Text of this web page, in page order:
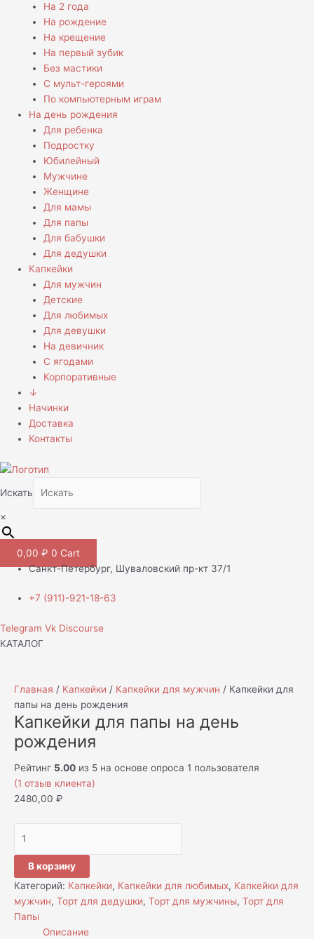
На 2 года
На рождение
На крещение
На первый зубик
Без мастики
С мульт-героями
По компьютерным играм
На день рождения
Для ребенка
Подростку
Юбилейный
Мужчине
Женщине
Для мамы
Для папы
Для бабушки
Для дедушки
Капкейки
Для мужчин
Детские
Для любимых
Для девушки
На девичник
С ягодами
Корпоративные
↓
Начинки
Доставка
Контакты
Искать
×
0,00 ₽ 0 Cart
Санкт-Петербург, Шуваловский пр-кт 37/1
+7 (911)-921-18-63
Telegram Vk Discourse
КАТАЛОГ
Главная / Капкейки / Капкейки для мужчин / Капкейки для
папы на день рождения
Капкейки для папы на день
рождения
Рейтинг 5.00 из 5 на основе опроса 1 пользователя
(1 отзыв клиента)
2480,00 ₽
В корзину
Категорий: Капкейки, Капкейки для любимых, Капкейки для
мужчин, Торт для дедушки, Торт для мужчины, Торт для
Папы
Описание